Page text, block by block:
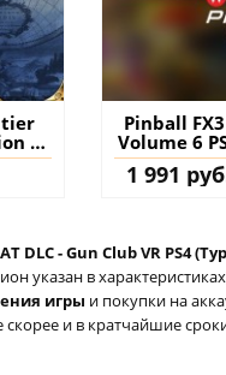
VI
Pinball
Volume 6
1 991
DLC - Gun Club VR PS4
указан в
игры и покупки на
скорее и в кратчайшие